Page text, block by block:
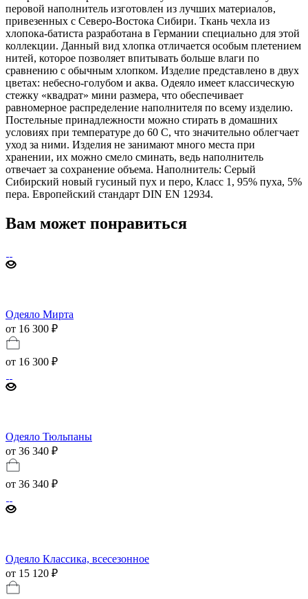
перовой наполнитель изготовлен из лучших материалов,
привезенных с Северо-Востока Сибири. Ткань чехла из
хлопока-батиста разработана в Германии специально для этой
коллекции. Данный вид хлопка отличается особым плетением
нитей, которое позволяет впитывать больше влаги по
сравнению с обычным хлопком. Изделие представлено в двух
цветах: небесно-голубом и аква. Одеяло имеет классическую
стежку «квадрат» мини размера, что обеспечивает
равномерное распределение наполнителя по всему изделию.
Постельные принадлежности можно стирать в домашних
условиях при температуре до 60 С, что значительно облегчает
уход за ними. Изделия не занимают много места при
хранении, их можно смело сминать, ведь наполнитель
отвечает за сохранение объема. Наполнитель: Серый
Сибирский новый гусиный пух и перо, Класс 1, 95% пуха, 5%
пера. Европейский стандарт DIN EN 12934.
Вам может понравиться
Одеяло Мирта
от 16 300 ₽
от 16 300 ₽
Одеяло Тюльпаны
от 36 340 ₽
от 36 340 ₽
Одеяло Классика, всесезонное
от 15 120 ₽